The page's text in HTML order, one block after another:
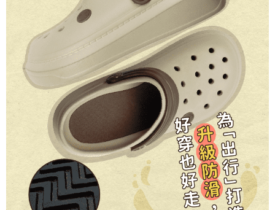
３．未成年的使用者請事先徵得法定代理人或監護人之同意方可使用
「AFTEE先享後付」，若未經同意申辦者引起之損失，本公司不負相關責
４．使用「AFTEE先享後付」時，將依據個別帳號之用戶狀況，依本公司即
時審查核予不同之上限額度；若仍有額度不足之情形，本公司將視審查結果
請求用戶進行身份認證。
５．嚴禁一人註冊多個帳號或使用他人資訊註冊。若發現惡意使用之情形，
恩沛科技股份有限公司將有權停止該用戶之使用額度並採取法律行動。
港澳地區 查看運費